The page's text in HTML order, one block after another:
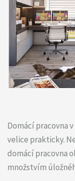
Domácí pracovna
velice prakticky.
domácí pracovna
množstvím